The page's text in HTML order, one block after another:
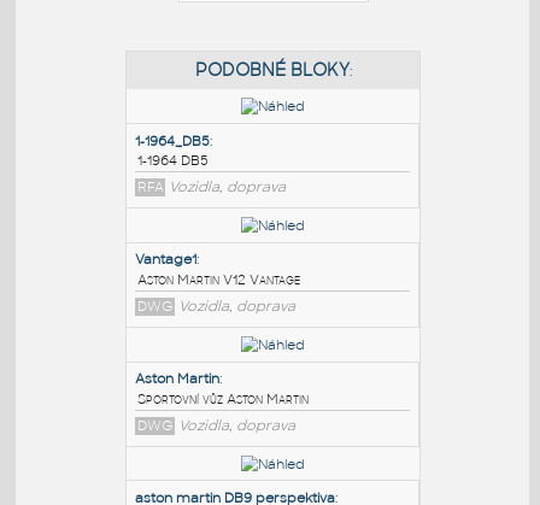
1-1964_DB5:
1-1964 DB5
RFA Vozidla, doprava
Vantage1: